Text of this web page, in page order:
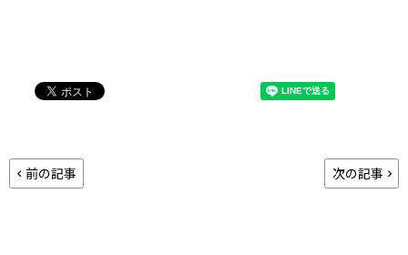
前の記事 次の記事